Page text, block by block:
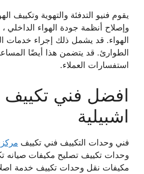
يقوم فنيو التدفئة والتهوية وتكييف
وإصلاح أنظمة جودة الهواء الداخلي
الهواء. قد يشمل ذلك إجراء خدمات
الطوارئ. قد يتضمن هذا أيضًا
استفسارات العملاء.
افضل فني
اشبيلية
فني وحدات التكييف فني تكييف
وحدات تكييف تصليح مكيفات صيانه